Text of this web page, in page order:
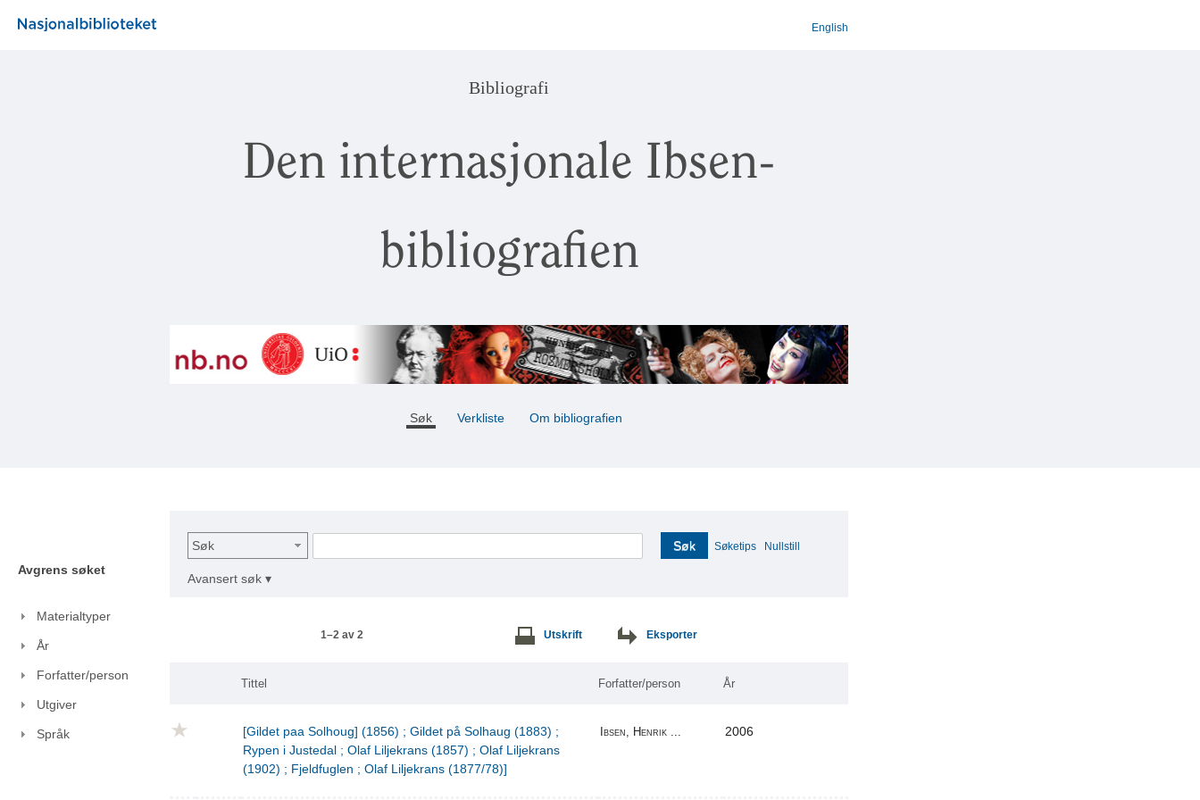
English
Bibliografi
Den internasjonale Ibsen-
bibliografien
Søk Verkliste Om bibliografien
Avgrens søket
Materialtyper
År
Forfatter/person
Utgiver
Språk
Søk Søk Søketips Nullstill
Avansert søk ▾
1–2 av 2 Utskrift Eksporter
Tittel Forfatter/person År
[Gildet paa Solhoug] (1856) ; Gildet på Solhaug (1883) ;
Rypen i Justedal ; Olaf Liljekrans (1857) ; Olaf Liljekrans
(1902) ; Fjeldfuglen ; Olaf Liljekrans (1877/78)]
Ibsen, Henrik ... 2006